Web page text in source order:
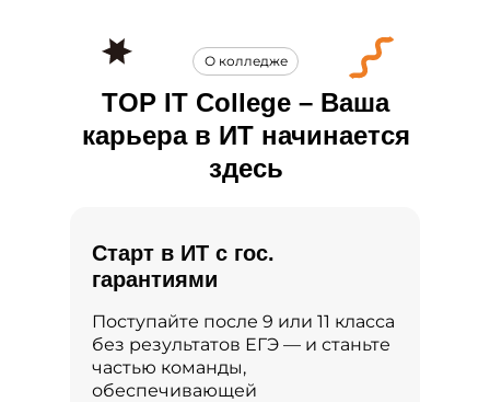
TOP IT College – Ваша
карьера в ИТ начинается
здесь
О колледже
Старт в ИТ с гос.
гарантиями
Поступайте после 9 или 11 класса
без результатов ЕГЭ — и станьте
частью команды,
обеспечивающей